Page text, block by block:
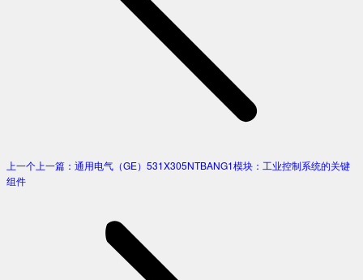
上一个 上一篇： 通用电气（GE）531X305NTBANG1模块：工业控制系统的关键
组件